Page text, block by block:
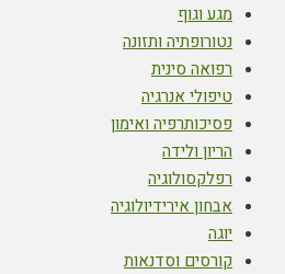
מגע וגוף
נטורופתיה ותזונה
רפואה סינית
טיפולי אנרגיה
פסיכותרפיה ואימון
הריון ולידה
רפלקסולוגיה
אבחון אירידיולוגיה
יוגה
קורסים וסדנאות